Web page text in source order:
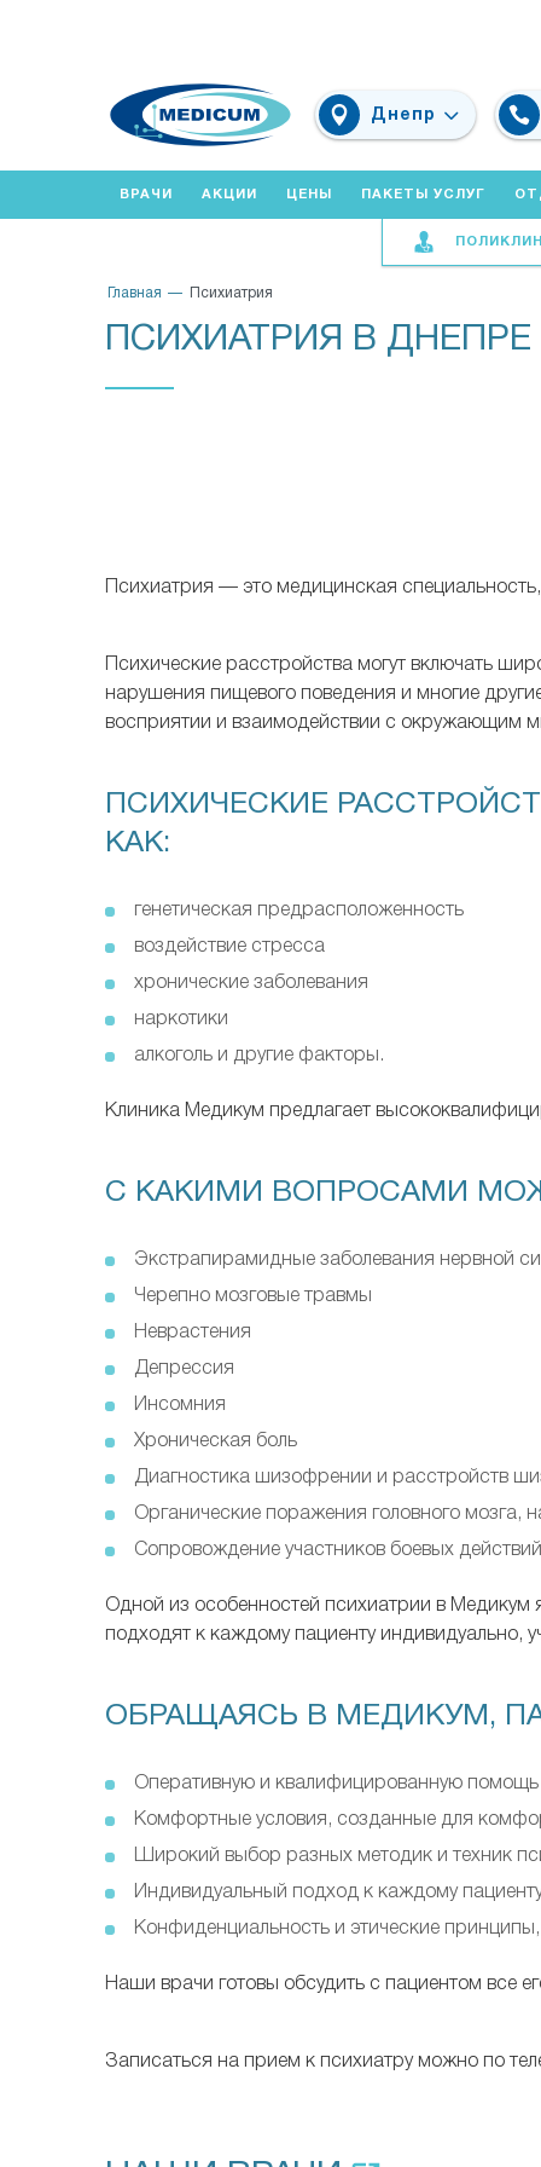
Днепр
ВРАЧИ АКЦИИ ЦЕНЫ ПАКЕТЫ УСЛУГ
Главная Психиатрия
ПСИХИАТРИЯ В ДНЕПРЕ
Психиатрия — это медицинская
Психические расстройства могут включать
нарушения пищевого поведения и многие
восприятии и взаимодействии с окружающим
ПСИХИЧЕСКИЕ
КАК:
генетическая предрасположенность
воздействие стресса
хронические заболевания
наркотики
алкоголь и другие факторы.
Клиника Медикум предлагает
С КАКИМИ ВОПРОСАМИ
Экстрапирамидные заболевания нервной
Черепно мозговые травмы
Неврастения
Депрессия
Инсомния
Хроническая боль
Диагностика шизофрении и расстройств
Органические поражения головного мозга,
Сопровождение участников боевых действий
Одной из особенностей психиатрии в Медикум
подходят к каждому пациенту индивидуально,
ОБРАЩАЯСЬ В МЕДИКУМ,
Оперативную и квалифицированную помощь
Комфортные условия, созданные для
Широкий выбор разных методик и техник
Индивидуальный подход к каждому
Конфиденциальность и этические
Наши врачи готовы обсудить с пациентом все
Записаться на прием к психиатру можно по